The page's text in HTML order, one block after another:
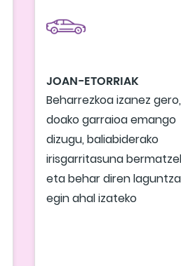
JOAN-ETORRIAK
Beharrezkoa izanez gero,
doako garraioa emango
dizugu, baliabiderako
irisgarritasuna
eta behar diren
egin ahal izateko